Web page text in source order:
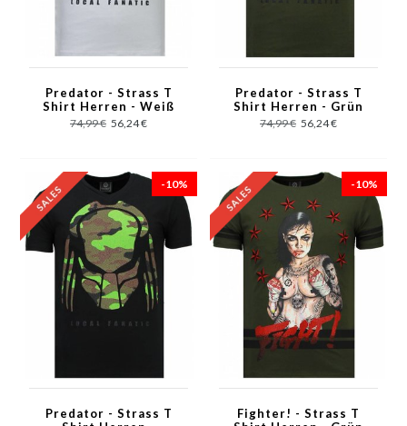
Predator - Strass T
Shirt Herren - Weiß
74,99 € 56,24 €
Predator - Strass T
Shirt Herren - Grün
74,99 € 56,24 €
-10%
Predator - Strass T
-10%
Fighter! - Strass T